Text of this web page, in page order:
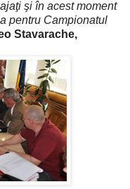
şi în acest moment
pentru Campionatul
Stavarache,